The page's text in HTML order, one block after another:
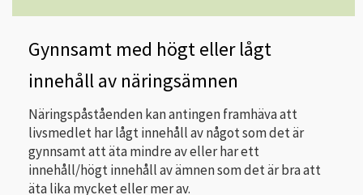
Gynnsamt med högt eller lågt
innehåll av näringsämnen
Näringspåståenden kan antingen framhäva att
livsmedlet har lågt innehåll av något som det är
gynnsamt att äta mindre av eller har ett
innehåll/högt innehåll av ämnen som det är bra att
äta lika mycket eller mer av.